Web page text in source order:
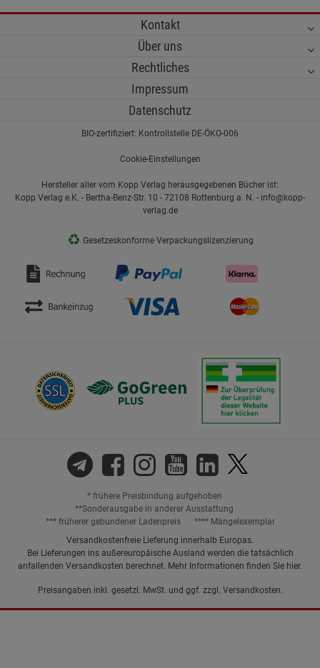
Kontakt
Über uns
Rechtliches
Impressum
Datenschutz
BIO-zertifiziert: Kontrollstelle DE-ÖKO-006
Cookie-Einstellungen
Hersteller aller vom Kopp Verlag herausgegebenen Bücher ist:
Kopp Verlag e.K. - Bertha-Benz-Str. 10 - 72108 Rottenburg a. N. - info@kopp-
verlag.de
♻ Gesetzeskonforme Verpackungslizenzierung
* frühere Preisbindung aufgehoben
**Sonderausgabe in anderer Ausstattung
*** früherer gebundener Ladenpreis
**** Mängelexemplar
Versandkostenfreie Lieferung innerhalb Europas.
Bei Lieferungen ins außereuropäische Ausland werden die tatsächlich
anfallenden Versandkosten berechnet. Mehr Informationen finden Sie hier.
Preisangaben inkl. gesetzl. MwSt. und ggf. zzgl. Versandkosten.